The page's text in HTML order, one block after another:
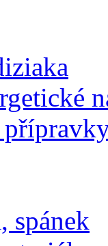
spánek